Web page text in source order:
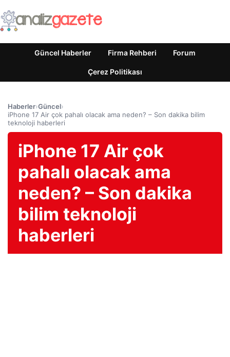
Güncel Haberler Firma Rehberi Forum
Çerez Politikası
Haberler›Güncel›
iPhone 17 Air çok pahalı olacak ama neden? – Son dakika bilim
teknoloji haberleri
iPhone 17 Air çok
pahalı olacak ama
neden? – Son dakika
bilim teknoloji
haberleri